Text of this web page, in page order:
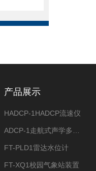
产品展示
HADCP-1HADCP流速仪
FT-PLD1雷达水位计
FT-XQ1校园气象站装置